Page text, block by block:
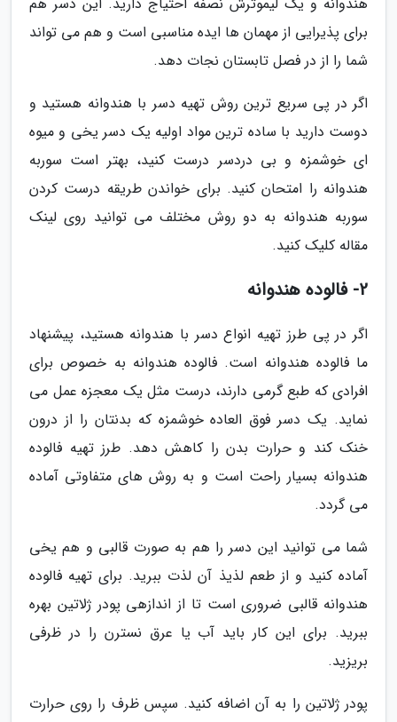
برای پذیرایی از مهمان ها ایده مناسبی است و هم می تواند
شما را از در فصل تابستان نجات دهد.
اگر در پی سریع ترین روش تهیه دسر با هندوانه هستید و
دوست دارید با ساده ترین مواد اولیه یک دسر یخی و میوه
ای خوشمزه و بی دردسر درست کنید، بهتر است سوربه
هندوانه را امتحان کنید. برای خواندن طریقه درست کردن
سوربه هندوانه به دو روش مختلف می توانید روی لینک
مقاله کلیک کنید.
2- فالوده هندوانه
اگر در پی طرز تهیه انواع دسر با هندوانه هستید، پیشنهاد
ما فالوده هندوانه است. فالوده هندوانه به خصوص برای
افرادی که طبع گرمی دارند، درست مثل یک معجزه عمل می
نماید. یک دسر فوق العاده خوشمزه که بدنتان را از درون
خنک کند و حرارت بدن را کاهش دهد. طرز تهیه فالوده
هندوانه بسیار راحت است و به روش های متفاوتی آماده
می گردد.
شما می توانید این دسر را هم به صورت قالبی و هم یخی
آماده کنید و از طعم لذیذ آن لذت ببرید. برای تهیه فالوده
هندوانه قالبی ضروری است تا از اندازهی پودر ژلاتین بهره
ببرید. برای این کار باید آب یا عرق نسترن را در ظرفی
بریزید.
پودر ژلاتین را به آن اضافه کنید. سپس ظرف را روی حرارت